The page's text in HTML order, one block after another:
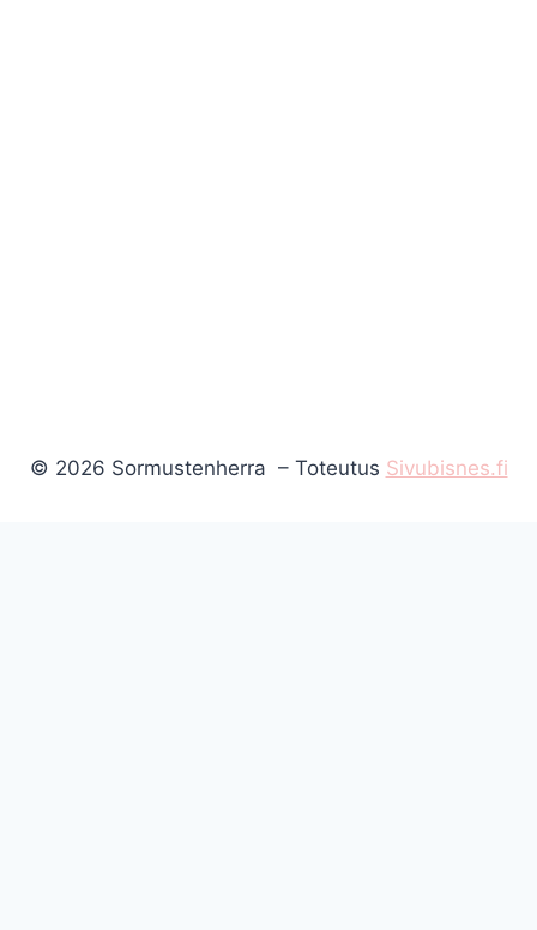
© 2026 Sormustenherra – Toteutus Sivubisnes.fi